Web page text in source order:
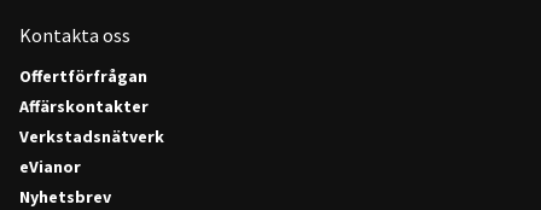
Kontakta oss
Offertförfrågan
Affärskontakter
Verkstadsnätverk
eVianor
Nyhetsbrev